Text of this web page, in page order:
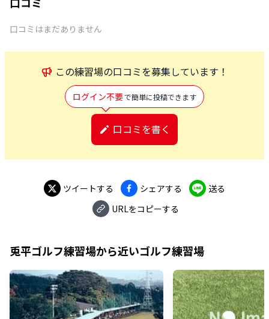
口コミはまだありません
この練習場の口コミを募集しています！
ログイン不要で簡単に投稿できます
口コミを書く
ツイートする シェアする
送る
URLをコピーする
兎平ゴルフ練習場から近いゴルフ練習場